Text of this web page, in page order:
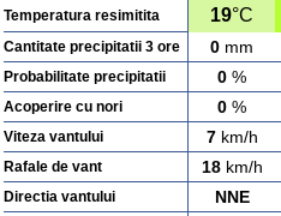
Temperatura resimitita 19°C
Cantitate precipitatii 3 ore 0 mm
Probabilitate precipitatii 0 %
Acoperire cu nori 0 %
Viteza vantului 7km/h
Rafale de vant 18km/h
Directia vantului NNE